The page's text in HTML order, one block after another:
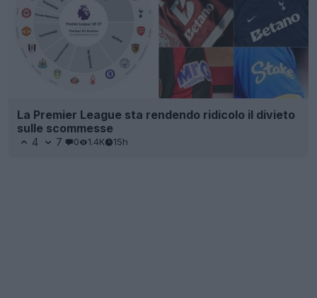
La Premier League sta rendendo ridicolo il divieto
sulle scommesse
4 7 0 1.4K 15h